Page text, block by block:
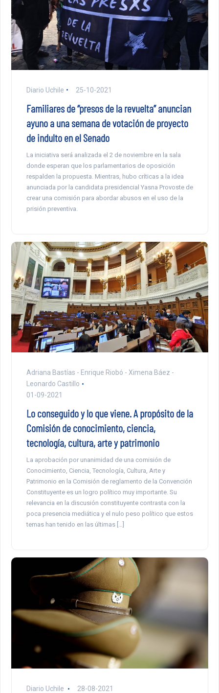
Diario Uchile 25-10-2021
Familiares de “presos de la revuelta” anuncian
ayuno a una semana de votación de proyecto
de indulto en el Senado
La iniciativa será analizada el 2 de noviembre en la sala
donde esperan que los parlamentarios de oposición
respalden la propuesta. Mientras, hubo críticas a la idea
anunciada por la candidata presidencial Yasna Provoste de
crear una comisión para abordar abusos en el uso de la
prisión preventiva.
Adriana Bastías - Enrique Riobó - Ximena Báez -
Leonardo Castillo
01-09-2021
Lo conseguido y lo que viene. A propósito de la
Comisión de conocimiento, ciencia,
tecnología, cultura, arte y patrimonio
La aprobación por unanimidad de una comisión de
Conocimiento, Ciencia, Tecnología, Cultura, Arte y
Patrimonio en la Comisión de reglamento de la Convención
Constituyente es un logro político muy importante. Su
relevancia en la discusión constituyente contrasta con la
poca presencia mediática y el nulo peso político que estos
temas han tenido en las últimas […]
Diario Uchile 28-08-2021